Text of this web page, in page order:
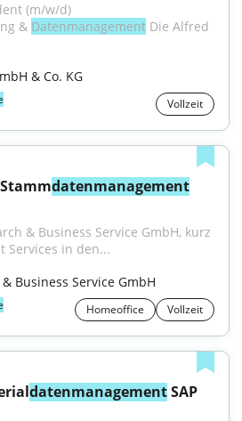
(m/w/d)
& Datenmanagement Die Alfred
& Co. KG
Vollzeit
datenmanagement
& Business Service GmbH, kurz
Services in den...
Business Service GmbH
Homeoffice Vollzeit
datenmanagement SAP